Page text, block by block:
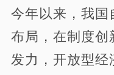
今年以来，我国
布局，在制度创
发力，开放型经